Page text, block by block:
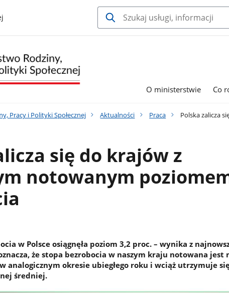
O ministerstwie Co
Pracy i Polityki Społecznej Aktualności Praca Polska zalicza
się do krajów z
notowanym
w Polsce osiągnęła poziom 3,2 proc. – wynika z
że stopa bezrobocia w naszym kraju notowana jest
analogicznym okresie ubiegłego roku i wciąż utrzymuje
średniej.